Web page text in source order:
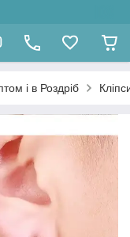
і в Роздріб